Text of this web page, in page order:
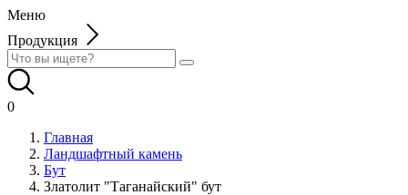
Меню
Продукция
0
Главная
Ландшафтный камень
Бут
Златолит "Таганайский" бут